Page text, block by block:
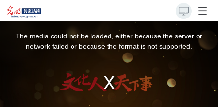
The media could not be loaded, either because the server or
network failed or because the format is not supported.